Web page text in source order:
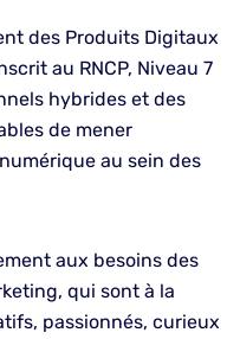
des Produits Digitaux
au RNCP, Niveau 7
hybrides et des
de mener
au sein des
aux besoins des
qui sont à la
passionnés, curieux